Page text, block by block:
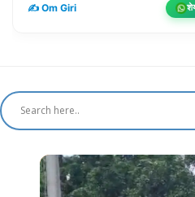
✍️ Om Giri